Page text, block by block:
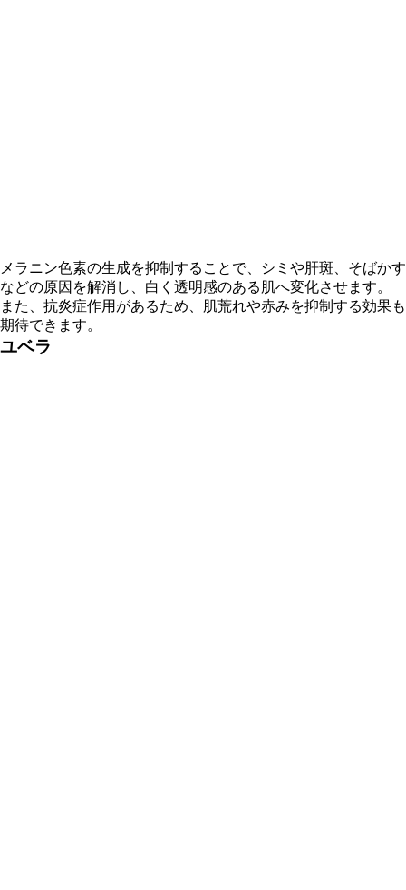
メラニン色素の生成を抑制することで、シミや肝斑、そばかす
などの原因を解消し、白く透明感のある肌へ変化させます。
また、抗炎症作用があるため、肌荒れや赤みを抑制する効果も
期待できます。
ユベラ